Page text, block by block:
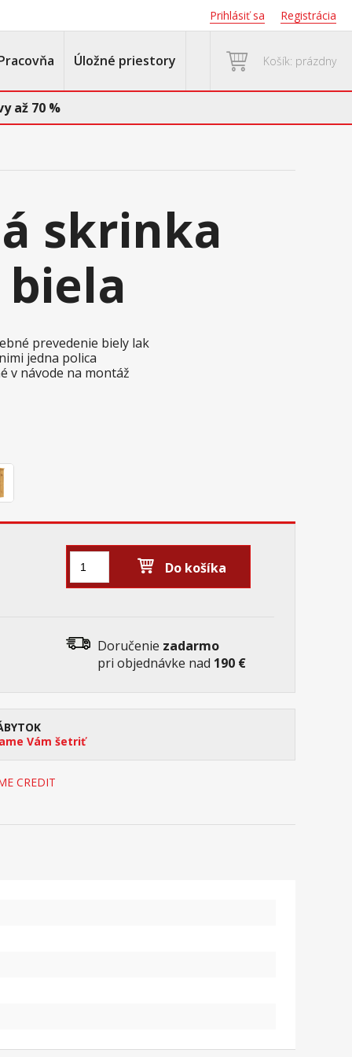
Prihlásiť sa Registrácia
Úložné priestory Košík: prázdny
až 70 %
skrinka
biela
prevedenie biely lak
jedna polica
v návode na montáž
Do košíka
Doručenie zadarmo
pri objednávke nad 190 €
Vám šetriť
CREDIT